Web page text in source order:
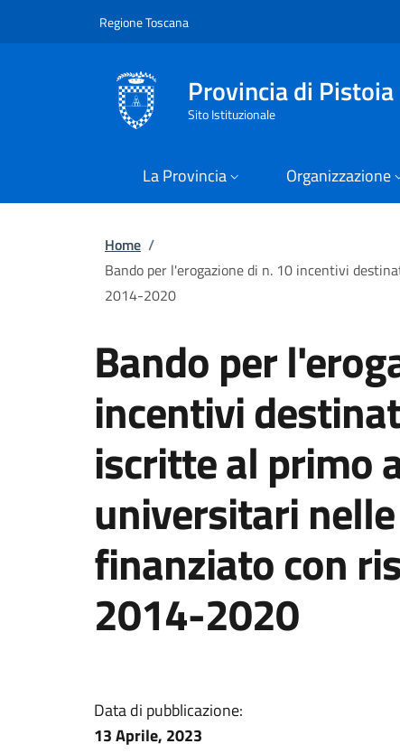
Regione ToscanaSlim
Provincia di Pistoia
Sito Istituzionale
La Provincia Organizzazione
Briciole di pane
Home /
Bando per l'erogazione di n. 10 incentivi
2014-2020
Bando per
incentivi
iscritte al primo
universitari nelle
finanziato con
2014-2020
Data di pubblicazione:
13 Aprile, 2023